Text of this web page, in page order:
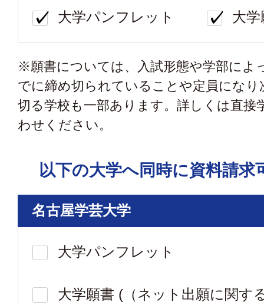
大学パンフレット 大
※願書については、入試形態や学部によ
でに締め切られていることや定員になり
切る学校も一部あります。詳しくは直接
わせください。
以下の大学へ同時に資料請求
名古屋学芸大学
大学パンフレット
大学願書 (（ネット出願に関す